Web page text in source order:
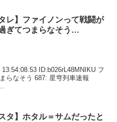
タレ】ファイノンって戦闘が
ぎてつまらなそう…
ID:b026rL48MNIKU フ
らなそう 687: 星穹列車速報
タ】ホタル＝サムだったと